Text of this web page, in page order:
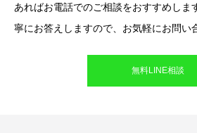
あればお電話でのご相談をおすすめしま
寧にお答えしますので、お気軽にお問い
無料LINE相談